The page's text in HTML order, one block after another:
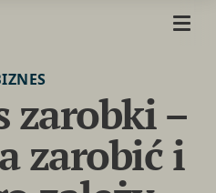
zarobki –
zarobić i